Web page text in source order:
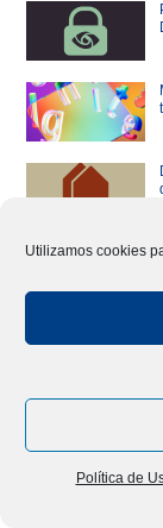
Utilizamos cookies
Política de